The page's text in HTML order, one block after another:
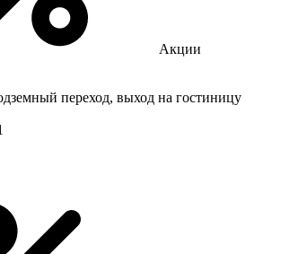
Акции
переход, выход на гостиницу